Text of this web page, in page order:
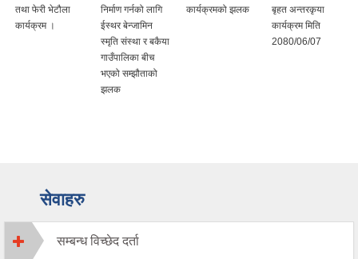
तथा फेरी भेटौला
कार्यक्रम ।
निर्माण गर्नको लागि
ईस्थर बेन्जामिन
स्मृति संस्था र बकैया
गाउँपालिका बीच
भएको सम्झौताको
झलक
कार्यक्रमको झलक
बृहत अन्तरकृया
कार्यक्रम मिति
2080/06/07
सेवाहरु
सम्बन्ध विच्छेद दर्ता